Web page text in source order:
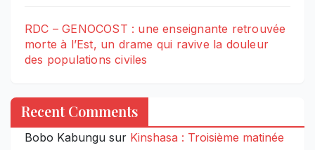
RDC – GENOCOST : une enseignante retrouvée
morte à l’Est, un drame qui ravive la douleur
des populations civiles
Recent Comments
Bobo Kabungu sur Kinshasa : Troisième matinée